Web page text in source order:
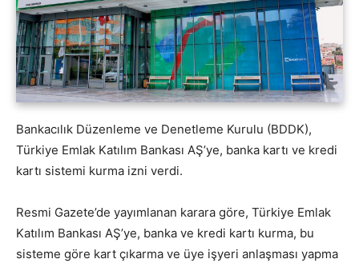
Bankacılık Düzenleme ve Denetleme Kurulu (BDDK),
Türkiye Emlak Katılım Bankası AŞ’ye, banka kartı ve kredi
kartı sistemi kurma izni verdi.
Resmi Gazete’de yayımlanan karara göre, Türkiye Emlak
Katılım Bankası AŞ’ye, banka ve kredi kartı kurma, bu
sisteme göre kart çıkarma ve üye işyeri anlaşması yapma